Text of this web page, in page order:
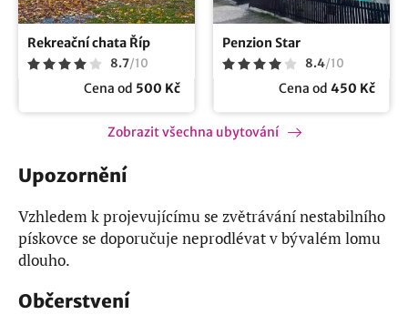
Rekreační chata Říp
8.7/10
Cena od 500 Kč
Penzion Star
8.4/10
Cena od 450 Kč
Zobrazit všechna ubytování
Upozornění
Vzhledem k projevujícímu se zvětrávání nestabilního
pískovce se doporučuje neprodlévat v bývalém lomu
dlouho.
Občerstvení